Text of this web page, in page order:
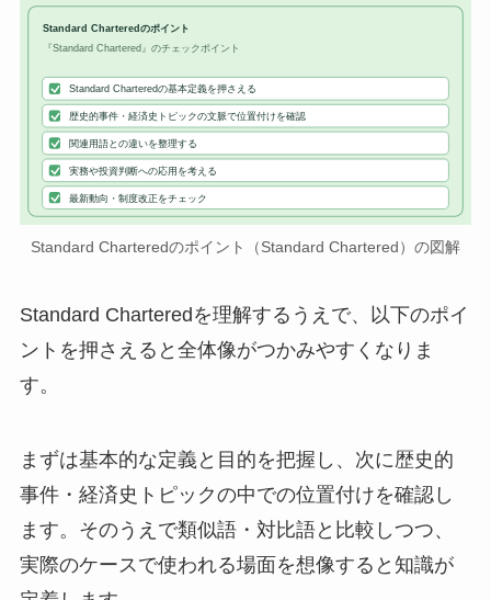
Standard Charteredのポイント
『Standard Chartered』のチェックポイント
Standard Charteredの基本定義を押さえる
歴史的事件・経済史トピックの文脈で位置付けを確認
関連用語との違いを整理する
実務や投資判断への応用を考える
最新動向・制度改正をチェック
Standard Charteredのポイント（Standard Chartered）の図解
Standard Charteredを理解するうえで、以下のポイ
ントを押さえると全体像がつかみやすくなりま
す。
まずは基本的な定義と目的を把握し、次に歴史的
事件・経済史トピックの中での位置付けを確認し
ます。そのうえで類似語・対比語と比較しつつ、
実際のケースで使われる場面を想像すると知識が